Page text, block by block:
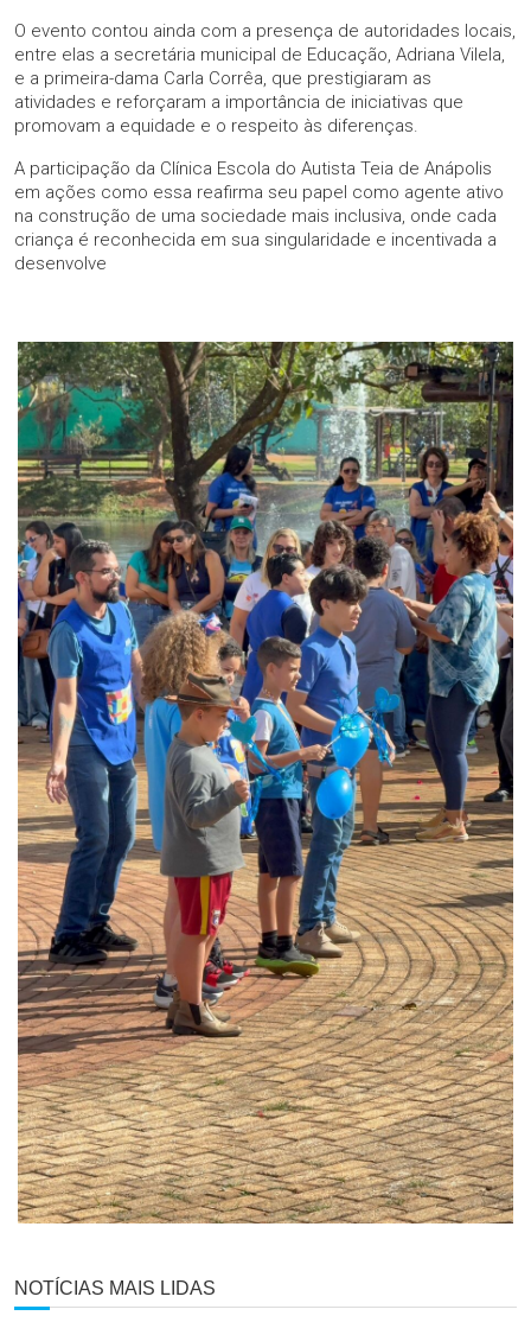
O evento contou ainda com a presença de autoridades locais,
entre elas a secretária municipal de Educação, Adriana Vilela,
e a primeira-dama Carla Corrêa, que prestigiaram as
atividades e reforçaram a importância de iniciativas que
promovam a equidade e o respeito às diferenças.
A participação da Clínica Escola do Autista Teia de Anápolis
em ações como essa reafirma seu papel como agente ativo
na construção de uma sociedade mais inclusiva, onde cada
criança é reconhecida em sua singularidade e incentivada a
desenvolve
NOTÍCIAS MAIS LIDAS